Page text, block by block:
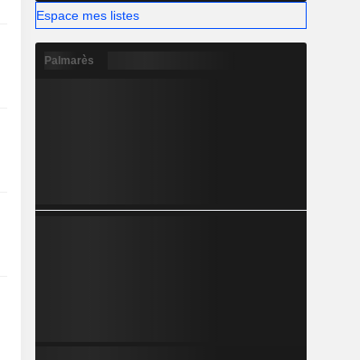
Espace mes listes
Palmarès